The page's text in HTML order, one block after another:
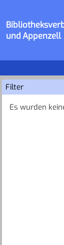
und Appenzell
Filter
Es wurden